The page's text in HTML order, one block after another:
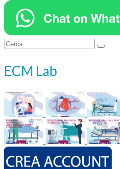
Cerca:
ECM Lab